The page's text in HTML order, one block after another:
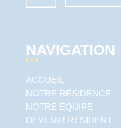
NAVIGATION
ACCUEIL
NOTRE RÉSIDENCE
NOTRE ÉQUIPE
DEVENIR RÉSIDENT